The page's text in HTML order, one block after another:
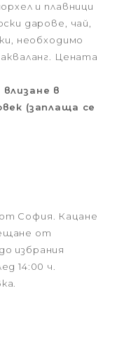
и плавници
дарове, чай,
необходимо
Цената
в
(заплаща се
София. Кацане
от
избрания
14:00 ч.